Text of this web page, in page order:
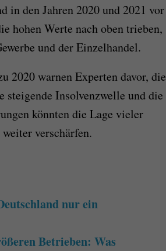
in den Jahren 2020 und 2021 vor
hohen Werte nach oben trieben,
und der Einzelhandel.
2020 warnen Experten davor, die
Insolvenzwelle und die
könnten die Lage vieler
verschärfen.
nur ein
Betrieben: Was